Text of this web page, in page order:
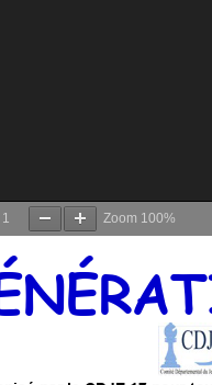
1 Zoom 100%